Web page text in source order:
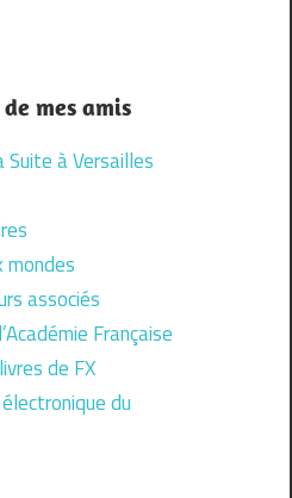
mes amis
Suite à Versailles
mondes
associés
Française
de FX
du